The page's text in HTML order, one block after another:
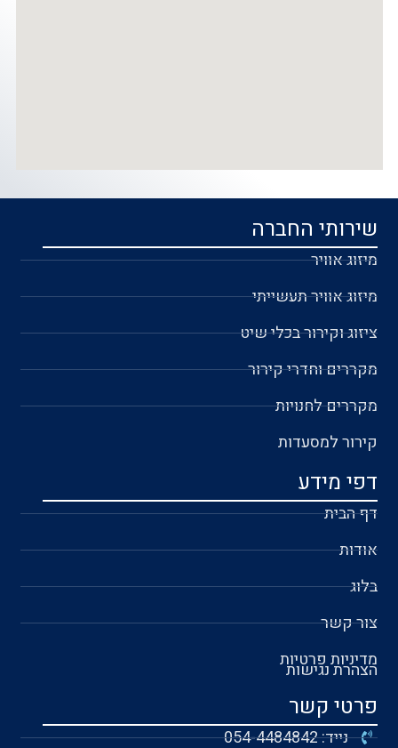
שירותי החברה
מיזוג אוויר
מיזוג אוויר תעשייתי
ציזוג וקירור בכלי שיט
מקררים וחדרי קירור
מקררים לחנויות
קירור למסעדות
דפי מידע
דף הבית
אודות
בלוג
צור קשר
מדיניות פרטיות
הצהרת נגישות
פרטי קשר
נייד: 054-4484842